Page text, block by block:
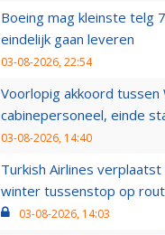
Boeing mag kleinste telg
eindelijk gaan leveren
03-08-2026, 22:54
Voorlopig akkoord tussen
cabinepersoneel, einde
03-08-2026, 14:40
Turkish Airlines
winter tussenstop op
03-08-2026, 14:03